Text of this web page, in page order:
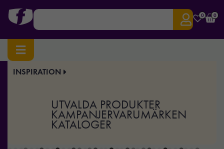
0 0
INSPIRATION
UTVALDA PRODUKTER
KAMPANJERVARUMÄRKEN
KATALOGER
Hem/Display & Event
Ljuslådor